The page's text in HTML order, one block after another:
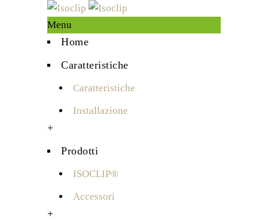
Menu
Home
Caratteristiche
Caratteristiche
Installazione
+
Prodotti
ISOCLIP®
Accessori
+